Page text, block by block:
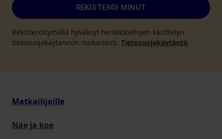
REKISTERÖI MINUT
Rekisteröitymällä hyväksyt henkilötietojen käsittelyn
tietosuojakäytännön mukaisesti. Tietosuojakäytäntö.
Matkailijoille
Näe ja koe